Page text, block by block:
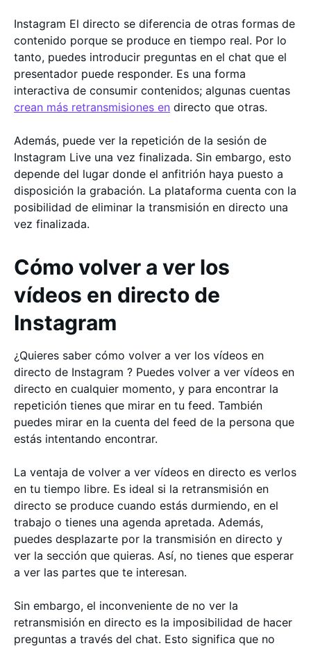
Instagram El directo se diferencia de otras formas de
contenido porque se produce en tiempo real. Por lo
tanto, puedes introducir preguntas en el chat que el
presentador puede responder. Es una forma
interactiva de consumir contenidos; algunas cuentas
crean más retransmisiones en directo que otras.
Además, puede ver la repetición de la sesión de
Instagram Live una vez finalizada. Sin embargo, esto
depende del lugar donde el anfitrión haya puesto a
disposición la grabación. La plataforma cuenta con la
posibilidad de eliminar la transmisión en directo una
vez finalizada.
Cómo volver a ver los
vídeos en directo de
Instagram
¿Quieres saber cómo volver a ver los vídeos en
directo de Instagram ? Puedes volver a ver vídeos en
directo en cualquier momento, y para encontrar la
repetición tienes que mirar en tu feed. También
puedes mirar en la cuenta del feed de la persona que
estás intentando encontrar.
La ventaja de volver a ver vídeos en directo es verlos
en tu tiempo libre. Es ideal si la retransmisión en
directo se produce cuando estás durmiendo, en el
trabajo o tienes una agenda apretada. Además,
puedes desplazarte por la transmisión en directo y
ver la sección que quieras. Así, no tienes que esperar
a ver las partes que te interesan.
Sin embargo, el inconveniente de no ver la
retransmisión en directo es la imposibilidad de hacer
preguntas a través del chat. Esto significa que no